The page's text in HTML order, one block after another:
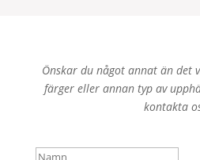
Önskar du något annat än det
färger eller annan typ av
kontakta